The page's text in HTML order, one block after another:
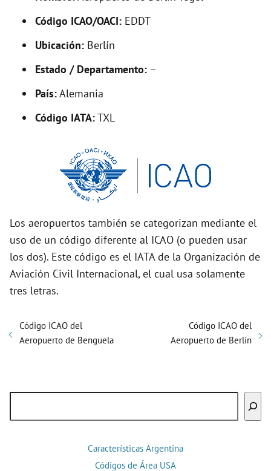
V
o
Código ICAO/OACI: EDDT
Ubicación: Berlín
Estado / Departamento: –
País:Alemania
Código IATA:TXL
Los aeropuertos también se categorizan mediante el
uso de un código diferente al ICAO (o pueden usar
los dos). Este código es el IATA de la Organización de
Aviación Civil Internacional, el cual usa solamente
tres letras.
Código ICAO del
Aeropuerto de Benguela
Código ICAO del
Aeropuerto de Berlín
Características Argentina
Códigos de Área USA